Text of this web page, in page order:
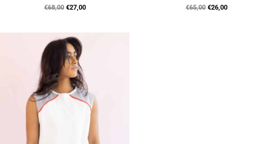
€68,00 €27,00 €65,00 €26,00
Le
prix
initial
était :
€75,00.